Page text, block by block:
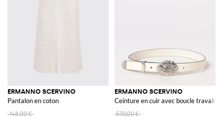
ERMANNO SCERVINO
Pantalon en coton
148,00 €
ERMANNO SCERVINO
Ceinture en cuir avec boucle travaillée
530,00 €